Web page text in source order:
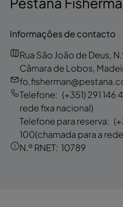
Informações de contacto
Rua São João de Deus,
Câmara de Lobos,
Telefone: (+351) 291 146
rede fixa nacional)
Telefone para reserva:
100(chamada para a
N.º RNET: 10789